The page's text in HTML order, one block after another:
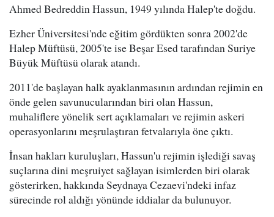
Ahmed Bedreddin Hassun, 1949 yılında Halep'te doğdu.
Ezher Üniversitesi'nde eğitim gördükten sonra 2002'de
Halep Müftüsü, 2005'te ise Beşar Esed tarafından Suriye
Büyük Müftüsü olarak atandı.
2011'de başlayan halk ayaklanmasının ardından rejimin en
önde gelen savunucularından biri olan Hassun,
muhaliflere yönelik sert açıklamaları ve rejimin askeri
operasyonlarını meşrulaştıran fetvalarıyla öne çıktı.
İnsan hakları kuruluşları, Hassun'u rejimin işlediği savaş
suçlarına dini meşruiyet sağlayan isimlerden biri olarak
gösterirken, hakkında Seydnaya Cezaevi'ndeki infaz
sürecinde rol aldığı yönünde iddialar da bulunuyor.